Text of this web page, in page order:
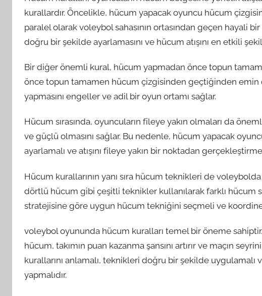
kurallardır. Öncelikle, hücum yapacak oyuncu hücum
paralel olarak voleybol sahasının ortasından geçen hayali
doğru bir şekilde ayarlamasını ve hücum atışını en etkili
Bir diğer önemli kural, hücum yapmadan önce topun
önce topun tamamen hücum çizgisinden geçtiğinden emin
yapmasını engeller ve adil bir oyun ortamı sağlar.
Hücum sırasında, oyuncuların fileye yakın olmaları da
ve güçlü olmasını sağlar. Bu nedenle, hücum yapacak
ayarlamalı ve atışını fileye yakın bir noktadan
Hücum kurallarının yanı sıra hücum teknikleri de
dörtlü hücum gibi çeşitli teknikler kullanılarak farklı hücum
stratejisine göre uygun hücum tekniğini seçmeli ve
voleybol oyununda hücum kuralları temel bir öneme
hücum, takımın puan kazanma şansını artırır ve maçın
kurallarını anlamalı, teknikleri doğru bir şekilde uygulamalı
yapmalıdır.